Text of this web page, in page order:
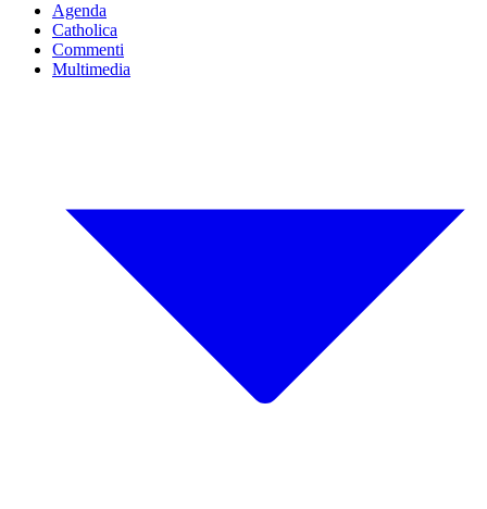
Agenda
Catholica
Commenti
Multimedia